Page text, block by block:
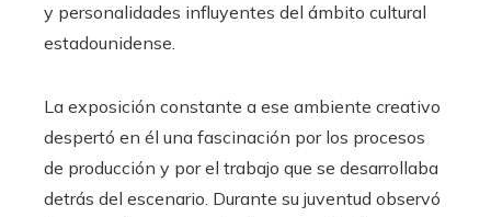
y personalidades influyentes del ámbito cultural
estadounidense.
La exposición constante a ese ambiente creativo
despertó en él una fascinación por los procesos
de producción y por el trabajo que se desarrollaba
detrás del escenario. Durante su juventud observó